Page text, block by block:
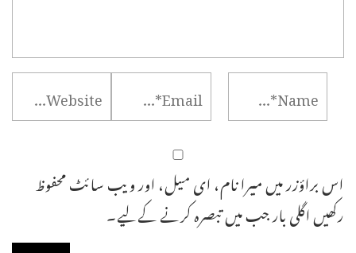
اس براؤزر میں میرا نام، ای میل، اور ویب سائٹ محفوظ
رکھیں اگلی بار جب میں تبصرہ کرنے کےلیے۔